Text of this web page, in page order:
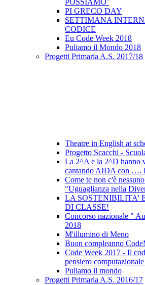
POSSIAMO’
PI GRECO DAY
SETTIMANA
CODICE
Eu Code Week 2018
Puliamo il Mondo 2018
Progetti Primaria A.S. 2017/18
Theatre in English at
Progetto Scacchi -
La 2^A e la 2^D hanno
cantando AIDA con ….
Come te non c'è
"Uguaglianza nella
LA SOSTENIBILITA'
DI CLASSE!
Concorso nazionale "
2018
M'illumino di Meno
Buon compleanno
Code Week 2017 - Il
pensiero
Puliamo il mondo
Progetti Primaria A.S. 2016/17